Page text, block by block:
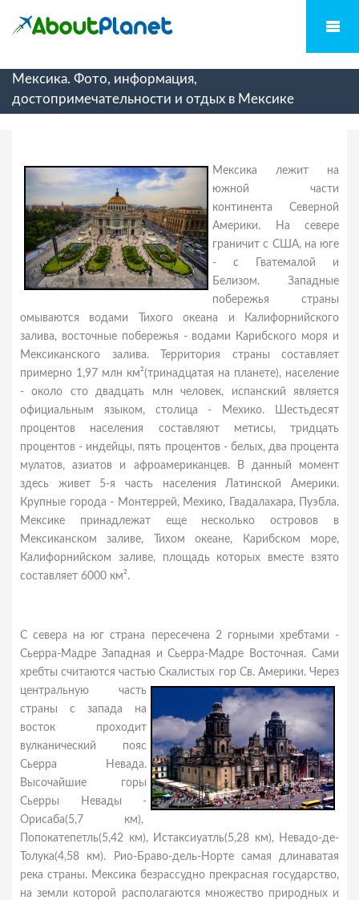
Мексика. Фото, информация,
достопримечательности и отдых в Мексике
Мексика лежит на
южной части
континента Северной
Америки. На севере
граничит с США, на юге
- с Гватемалой и
Белизом. Западные
побережья страны
омываются водами Тихого океана и Калифорнийского
залива, восточные побережья - водами Карибского моря и
Мексиканского залива. Территория страны составляет
примерно 1,97 млн км²(тринадцатая на планете), население
- около сто двадцать млн человек, испанский является
официальным языком, столица - Мехико. Шестьдесят
процентов населения составляют метисы, тридцать
процентов - индейцы, пять процентов - белых, два процента
мулатов, азиатов и афроамериканцев. В данный момент
здесь живет 5-я часть населения Латинской Америки.
Крупные города - Монтеррей, Мехико, Гвадалахара, Пуэбла.
Мексике принадлежат еще несколько островов в
Мексиканском заливе, Тихом океане, Карибском море,
Калифорнийском заливе, площадь которых вместе взято
составляет 6000 км².
С севера на юг страна пересечена 2 горными хребтами -
Сьерра-Мадре Западная и Сьерра-Мадре Восточная. Сами
хребты считаются частью Скалистых гор Св. Америки.Через
центральную часть
страны с запада на
восток проходит
вулканический пояс
Сьерра Невада.
Высочайшие горы
Сьерры Невады -
Орисаба(5,7 км),
Попокатепетль(5,42 км), Истаксиуатль(5,28 км), Невадо-де-
Толука(4,58 км). Рио-Браво-дель-Норте самая длинаватая
река страны. Мексика безрассудно прекрасная государство,
на земли которой располагаются множество природных и